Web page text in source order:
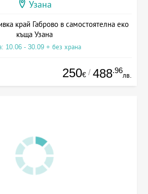
Узана
край Габрово в самостоятелна еко
къща Узана
10.06 - 30.09 + без храна
250€ / 488.96
лв.